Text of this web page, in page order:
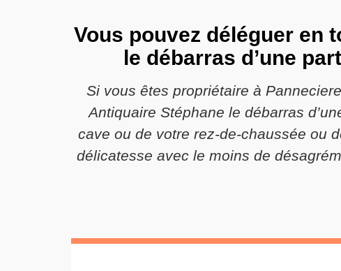
Vous pouvez déléguer en
le débarras d’une
Si vous êtes propriétaire à
Antiquaire Stéphane le débarras
cave ou de votre rez-de-chaussée ou
délicatesse avec le moins de